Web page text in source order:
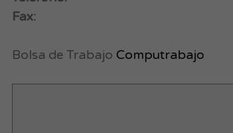
Fax:
Bolsa de Trabajo Computrabajo